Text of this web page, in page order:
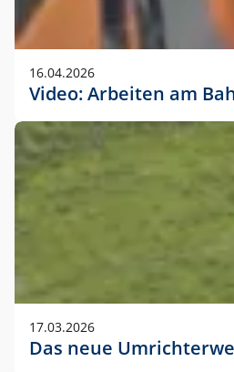
16.04.2026
Video: Arbeiten am
17.03.2026
Das neue